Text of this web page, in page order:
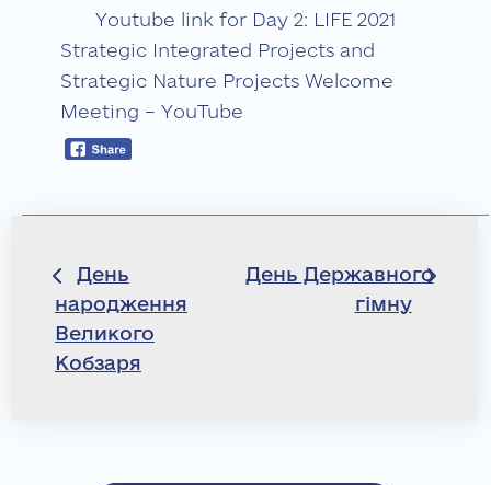
Youtube link for Day 2: LIFE 2021
Strategic Integrated Projects and
Strategic Nature Projects Welcome
Meeting – YouTube
Навігація
записів
День
народження
Великого
Кобзаря
День Державного
гімну